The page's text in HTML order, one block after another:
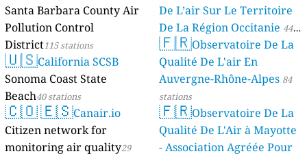
Santa Barbara County Air
Pollution Control
District115 stations
🇺🇸California SCSB
Sonoma Coast State
Beach40 stations
🇨🇴🇪🇸Canair.io
Citizen network for
monitoring air quality29
De L’air Sur Le Territoire
De La Région Occitanie 44
stations
🇫🇷Observatoire De La
Qualité De L'air En
Auvergne-Rhône-Alpes 84
stations
🇫🇷Observatoire De La
Qualité De L'Air à Mayotte
- Association Agréée Pour